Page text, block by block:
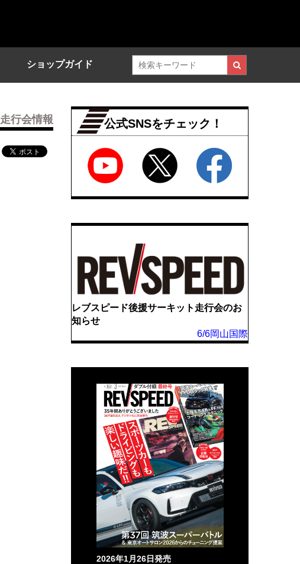
ショップガイド
走行会情報 公式SNSをチェック！
レブスピード後援サーキット走行会のお
知らせ
6/6岡山国際
2026年1月26日発売